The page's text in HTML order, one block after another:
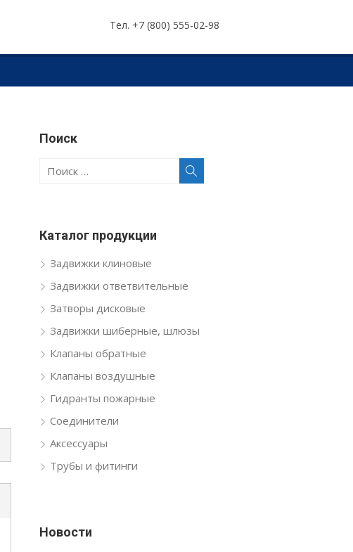
Тел. +7 (800) 555-02-98
Поиск
Поиск
Каталог продукции
Задвижки клиновые
Задвижки ответвительные
Затворы дисковые
Задвижки шиберные, шлюзы
Клапаны обратные
Клапаны воздушные
Гидранты пожарные
Соединители
Аксессуары
Трубы и фитинги
Новости